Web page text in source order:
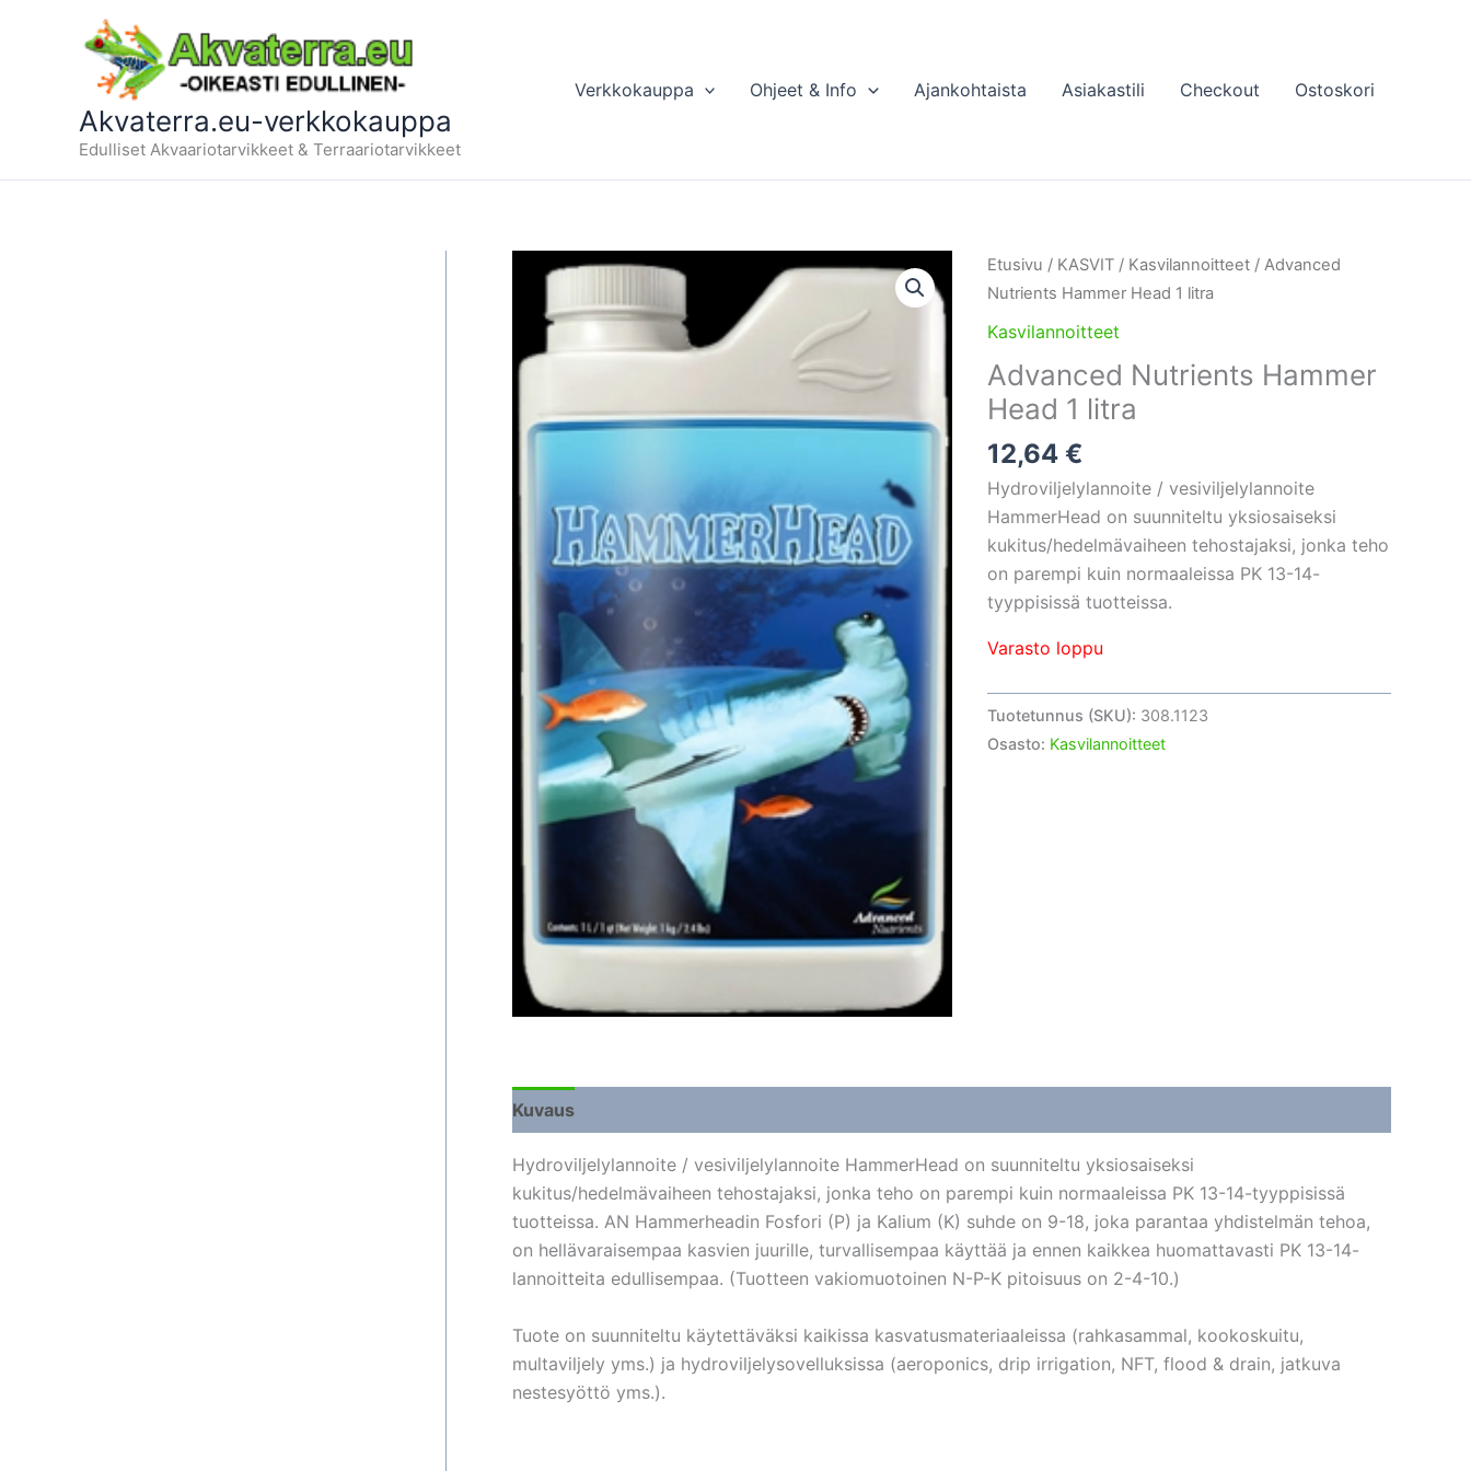
Akvaterra.eu-verkkokauppa
Edulliset Akvaariotarvikkeet & Terraariotarvikkeet
Verkkokauppa Ohjeet & Info Ajankohtaista Asiakastili Checkout Ostoskori
Etusivu / KASVIT/ Kasvilannoitteet/ Advanced
Nutrients Hammer Head 1 litra
Kasvilannoitteet
Advanced Nutrients Hammer
Head 1 litra
12,64 €
Hydroviljelylannoite / vesiviljelylannoite
HammerHead on suunniteltu yksiosaiseksi
kukitus/hedelmävaiheen tehostajaksi, jonka teho
on parempi kuin normaaleissa PK 13-14-
tyyppisissä tuotteissa.
Varasto loppu
Tuotetunnus (SKU): 308.1123
Osasto: Kasvilannoitteet
Kuvaus
Hydroviljelylannoite / vesiviljelylannoite HammerHead on suunniteltu yksiosaiseksi
kukitus/hedelmävaiheen tehostajaksi, jonka teho on parempi kuin normaaleissa PK 13-14-tyyppisissä
tuotteissa. AN Hammerheadin Fosfori (P) ja Kalium (K) suhde on 9-18, joka parantaa yhdistelmän tehoa,
on hellävaraisempaa kasvien juurille, turvallisempaa käyttää ja ennen kaikkea huomattavasti PK 13-14-
lannoitteita edullisempaa. (Tuotteen vakiomuotoinen N-P-K pitoisuus on 2-4-10.)
Tuote on suunniteltu käytettäväksi kaikissa kasvatusmateriaaleissa (rahkasammal, kookoskuitu,
multaviljely yms.) ja hydroviljelysovelluksissa (aeroponics, drip irrigation, NFT, flood & drain, jatkuva
nestesyöttö yms.).